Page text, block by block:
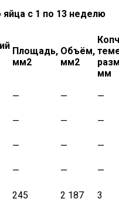
с 1 по 13 неделю
Площадь,
мм2
Объём,
мм2
мм
— —
—
— —
—
— —
—
— —
—
245 2 187
3